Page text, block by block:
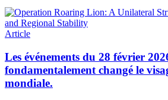
Article
Les événements du 28 février
fondamentalement changé le
mondiale.